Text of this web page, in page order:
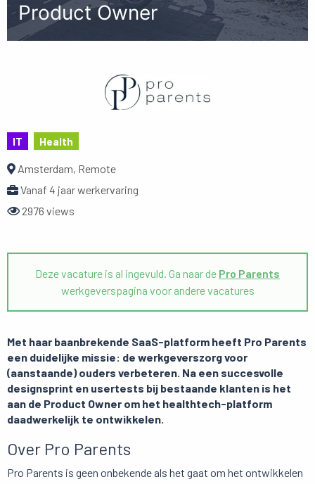
Product Owner
IT Health
Amsterdam, Remote
Vanaf 4 jaar werkervaring
2976 views
Deze vacature is al ingevuld. Ga naar de Pro Parents
werkgeverspagina voor andere vacatures
Met haar baanbrekende SaaS-platform heeft Pro Parents
een duidelijke missie: de werkgeverszorg voor
(aanstaande) ouders verbeteren. Na een succesvolle
designsprint en usertests bij bestaande klanten is het
aan de Product Owner om het healthtech-platform
daadwerkelijk te ontwikkelen.
Over Pro Parents
Pro Parents is geen onbekende als het gaat om het ontwikkelen